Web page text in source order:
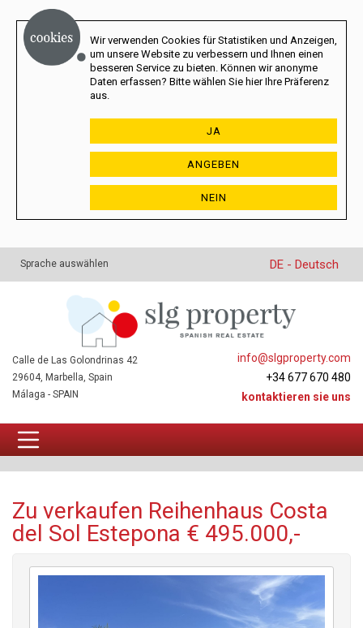
Wir verwenden Cookies für Statistiken und Anzeigen,
um unsere Website zu verbessern und Ihnen einen
besseren Service zu bieten. Können wir anonyme
Daten erfassen? Bitte wählen Sie hier Ihre Präferenz
aus.
JA
ANGEBEN
NEIN
Sprache auswählen DE - Deutsch
info@slgproperty.com
+34 677 670 480
kontaktieren sie uns
Calle de Las Golondrinas 42
29604, Marbella, Spain
Málaga - SPAIN
Zu verkaufen Reihenhaus Costa
del Sol Estepona € 495.000,-